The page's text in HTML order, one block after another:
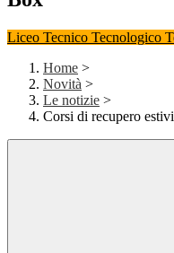
Liceo Tecnico Tecnologico
Home >
Novità >
Le notizie >
Corsi di recupero